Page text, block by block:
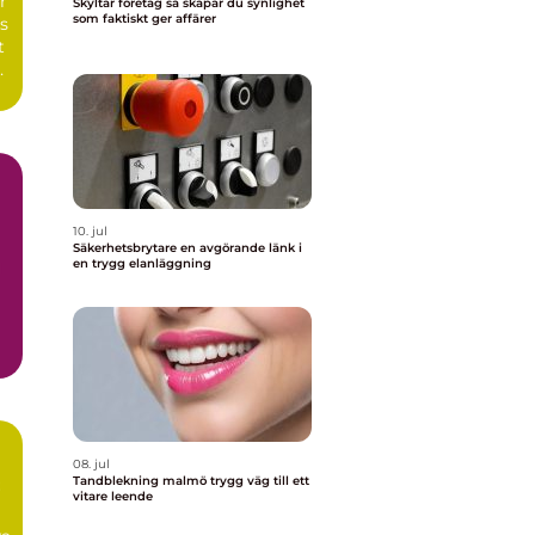
som faktiskt ger affärer
10. jul
Säkerhetsbrytare en avgörande länk i
en trygg elanläggning
08. jul
Tandblekning malmö trygg väg till ett
vitare leende